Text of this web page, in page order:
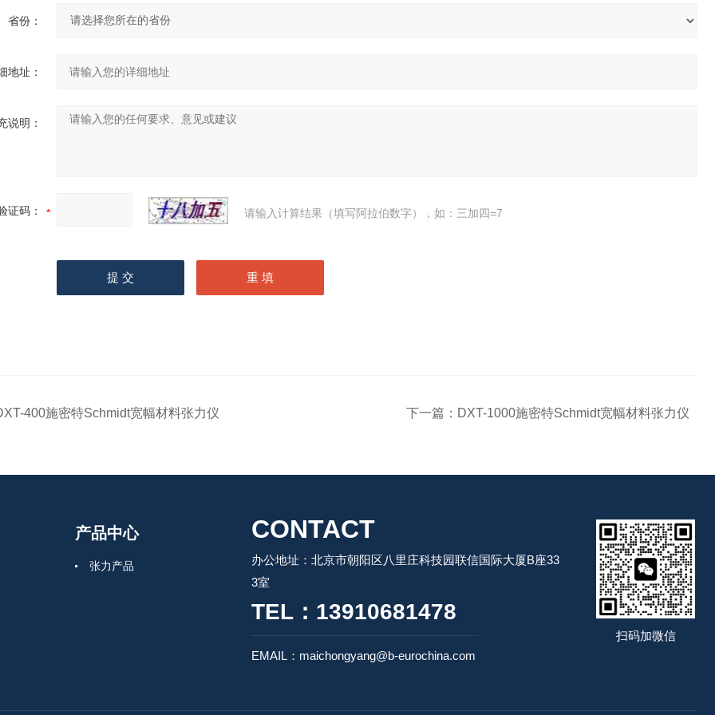
省份：
地址：
说明：
证码： 请输入计算结果（填写阿拉伯数字），如：三加四=7
400施密特Schmidt宽幅材料张力仪 下一篇： DXT-1000施密特Schmidt宽幅材料张力仪
产品中心
张力产品
CONTACT
办公地址：北京市朝阳区八里庄科技园联信国际大厦B座33
3室
TEL：13910681478
EMAIL：maichongyang@b-eurochina.com
扫码加微信